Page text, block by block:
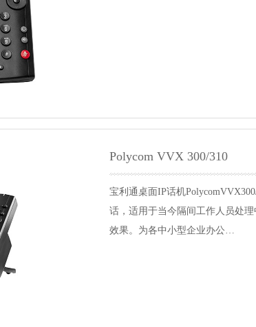
Polycom VVX 300/310
宝利通桌面IP话机
话，适用于当今隔间工作人员处
效果。为各中小型企业办公…